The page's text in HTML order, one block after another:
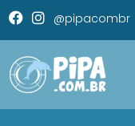
@pipacombr